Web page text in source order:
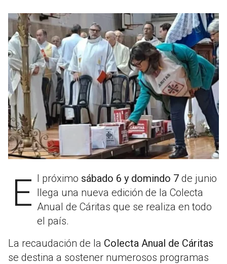
El próximo sábado 6 y domindo 7 de junio
llega una nueva edición de la Colecta
Anual de Cáritas que se realiza en todo
el país.
La recaudación de la Colecta Anual de Cáritas
se destina a sostener numerosos programas